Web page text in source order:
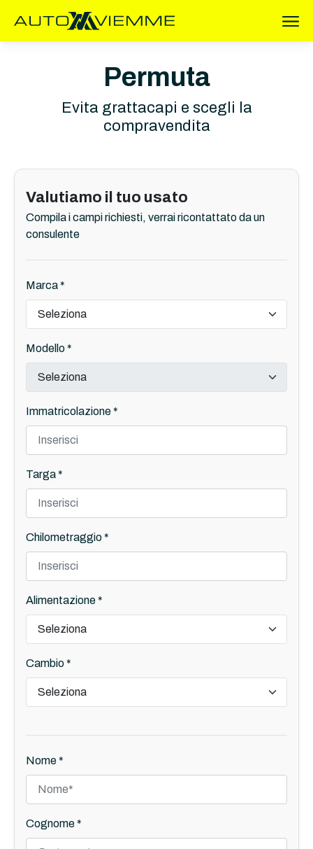
Permuta
Evita grattacapi e scegli la
compravendita
Valutiamo il tuo usato
Compila i campi richiesti, verrai ricontattato da un
consulente
Marca *
Modello *
Immatricolazione *
Targa *
Chilometraggio *
Alimentazione *
Cambio *
Nome *
Cognome *